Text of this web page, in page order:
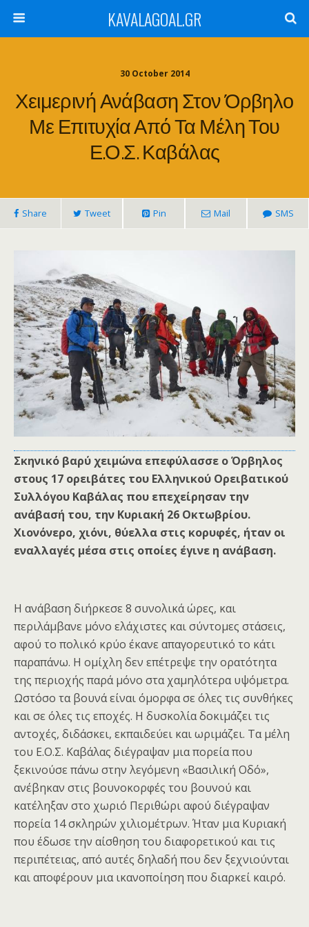
KAVALAGOAL.GR
30 October 2014
Χειμερινή Ανάβαση Στον Όρβηλο
Με Επιτυχία Από Τα Μέλη Του
Ε.Ο.Σ. Καβάλας
Share Tweet Pin Mail SMS
Σκηνικό βαρύ χειμώνα επεφύλασσε ο Όρβηλος
στους 17 ορειβάτες του Ελληνικού Ορειβατικού
Συλλόγου Καβάλας που επεχείρησαν την
ανάβασή του, την Κυριακή 26 Οκτωβρίου.
Χιονόνερο, χιόνι, θύελλα στις κορυφές, ήταν οι
εναλλαγές μέσα στις οποίες έγινε η ανάβαση.
Η ανάβαση διήρκεσε 8 συνολικά ώρες, και
περιλάμβανε μόνο ελάχιστες και σύντομες στάσεις,
αφού το πολικό κρύο έκανε απαγορευτικό το κάτι
παραπάνω. Η ομίχλη δεν επέτρεψε την ορατότητα
της περιοχής παρά μόνο στα χαμηλότερα υψόμετρα.
Ωστόσο τα βουνά είναι όμορφα σε όλες τις συνθήκες
και σε όλες τις εποχές. Η δυσκολία δοκιμάζει τις
αντοχές, διδάσκει, εκπαιδεύει και ωριμάζει. Τα μέλη
του Ε.Ο.Σ. Καβάλας διέγραψαν μια πορεία που
ξεκινούσε πάνω στην λεγόμενη «Βασιλική Οδό»,
ανέβηκαν στις βουνοκορφές του βουνού και
κατέληξαν στο χωριό Περιθώρι αφού διέγραψαν
πορεία 14 σκληρών χιλιομέτρων. Ήταν μια Κυριακή
που έδωσε την αίσθηση του διαφορετικού και τις
περιπέτειας, από αυτές δηλαδή που δεν ξεχνιούνται
και αποφέρουν μια ικανοποίηση που διαρκεί καιρό.